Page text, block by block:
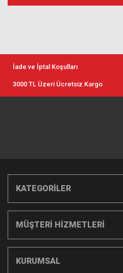
İade ve İptal Koşulları
3000 TL Üzeri Ücretsiz Kargo
KATEGORİLER
MÜŞTERİ HİZMETLERİ
KURUMSAL